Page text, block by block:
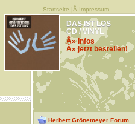
Startseite |Â Impressum
DAS IST LOS
CD / VINYL
Â» Infos
Â» jetzt bestellen!
Herbert Grönemeyer Forum